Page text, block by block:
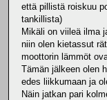
että pillistä roiskuu
tankillista)
Mikäli on viileä ilma
niin olen kietassut
moottorin lämmöt
Tämän jälkeen olen
edes liikkumaan ja
Näin jatkan pari